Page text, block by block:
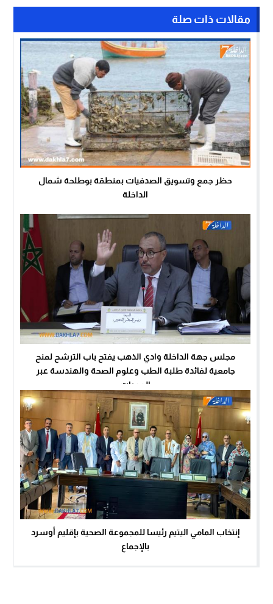
مقالات ذات صلة
حظر جمع وتسويق الصدفيات بمنطقة بوطلحة شمال
الداخلة
مجلس جهة الداخلة وادي الذهب يفتح باب الترشح لمنح
جامعية لفائدة طلبة الطب وعلوم الصحة والهندسة عبر
الممرات
إنتخاب المامي اليتيم رئيسا للمجموعة الصحية بإقليم أوسرد
بالإجماع